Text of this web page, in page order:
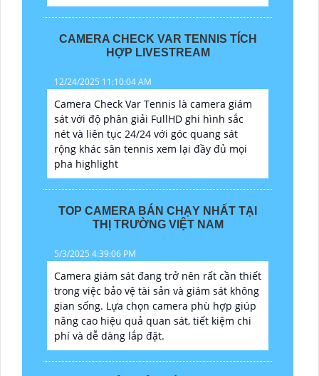
CAMERA CHECK VAR TENNIS TÍCH
HỢP LIVESTREAM
12/24/2025 11:10:04 AM
Camera Check Var Tennis là camera giám
sát với độ phân giải FullHD ghi hình sắc
nét và liên tục 24/24 với góc quang sát
rộng khác sân tennis xem lại đầy đủ mọi
pha highlight
TOP CAMERA BÁN CHẠY NHẤT TẠI
THỊ TRƯỜNG VIỆT NAM
5/3/2025 4:39:06 PM
Camera giám sát đang trở nên rất cần thiết
trong việc bảo vệ tài sản và giám sát không
gian sống. Lựa chọn camera phù hợp giúp
nâng cao hiệu quả quan sát, tiết kiệm chi
phí và dễ dàng lắp đặt.